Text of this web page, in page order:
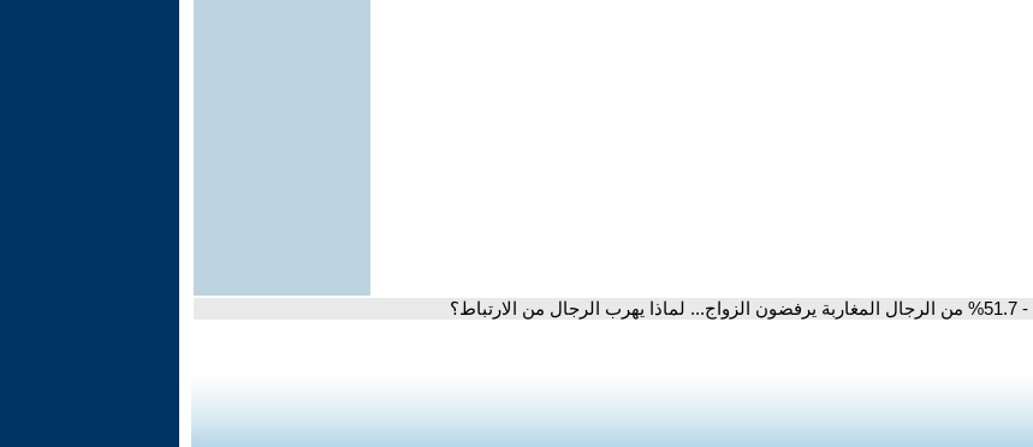
- 51.7% من الرجال المغاربة يرفضون الزواج... لماذا يهرب الرجال من الارتباط؟